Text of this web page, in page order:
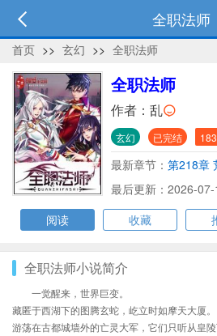
全职法师
首页 >> 玄幻 >> 全职法师
全职法师
作者： 乱
玄幻 已完结
最新章节： 第218章
最后更新：2026-
阅读
收藏
全职法师小说简介
一觉醒来，世界巨变。
藏匿于西湖下的图腾玄蛇，屹立时如摩天大厦。
游荡在古都城墙外的亡灵大军，它们只听从皇陵